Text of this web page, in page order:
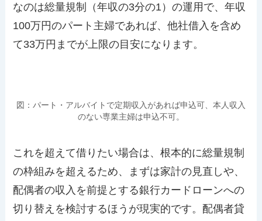
なのは総量規制（年収の3分の1）の運用で、年収
100万円のパート主婦であれば、他社借入を含め
て33万円までが上限の目安になります。
図：パート・アルバイトで定期収入があれば申込可、本人収入
のない専業主婦は申込不可。
これを超えて借りたい場合は、根本的に総量規制
の枠組みを超えるため、まずは家計の見直しや、
配偶者の収入を前提とする銀行カードローンへの
切り替えを検討するほうが現実的です。配偶者貸